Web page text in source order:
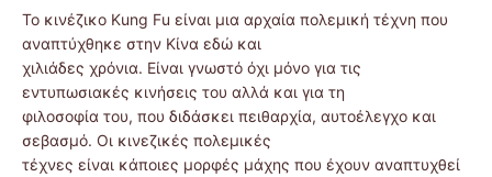
Το κινέζικο Kung Fu είναι μια αρχαία πολεμική τέχνη που
αναπτύχθηκε στην Κίνα εδώ και
χιλιάδες χρόνια. Είναι γνωστό όχι μόνο για τις
εντυπωσιακές κινήσεις του αλλά και για τη
φιλοσοφία του, που διδάσκει πειθαρχία, αυτοέλεγχο και
σεβασμό. Οι κινεζικές πολεμικές
τέχνες είναι κάποιες μορφές μάχης που έχουν αναπτυχθεί